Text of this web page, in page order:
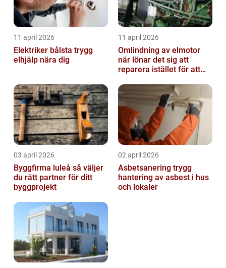
11 april 2026
Elektriker bålsta trygg
elhjälp nära dig
11 april 2026
Omlindning av elmotor
när lönar det sig att
reparera istället för att
03 april 2026
Byggfirma luleå så väljer
du rätt partner för ditt
byggprojekt
02 april 2026
Asbetsanering trygg
hantering av asbest i hus
och lokaler